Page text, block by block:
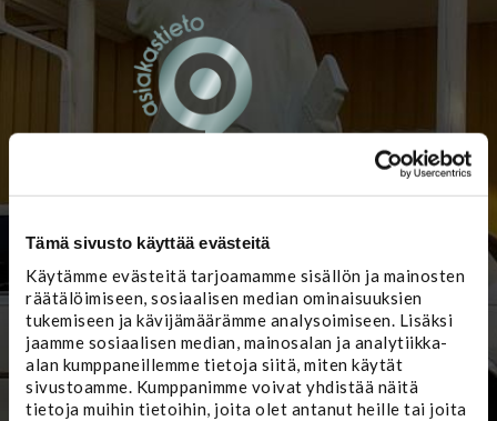
Tämä sivusto käyttää evästeitä
Käytämme evästeitä tarjoamamme sisällön ja mainosten
räätälöimiseen, sosiaalisen median ominaisuuksien
tukemiseen ja kävijämäärämme analysoimiseen. Lisäksi
jaamme sosiaalisen median, mainosalan ja analytiikka-
alan kumppaneillemme tietoja siitä, miten käytät
sivustoamme. Kumppanimme voivat yhdistää näitä
tietoja muihin tietoihin, joita olet antanut heille tai joita
Jari Mäki Oy
Lännentie 5
61330 Koskenkorva
karttasovellukseen:
Lasipajantie 5 )
Myymälä ja
korjaamon
ajanvaraus:
(06) 4229 888
mail@jarimaki.fi